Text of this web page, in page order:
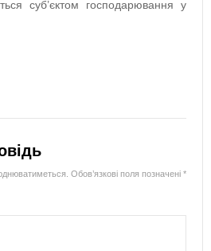
суб’єктом господарювання у
Обов’язкові поля позначені *